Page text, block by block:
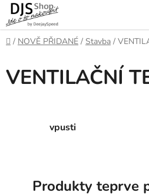
Přejít
na
obsah
Domů
/ NOVĚ PŘIDANÉ / Stavba /
VENTILAČNÍ
vpusti
Produkty teprve